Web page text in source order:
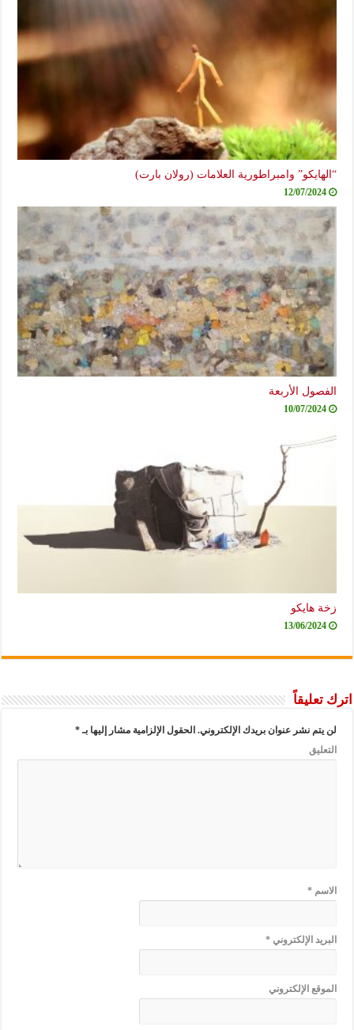
“الهايكو” وامبراطورية العلامات (رولان بارت)
12/07/2024
الفصول الأربعة
10/07/2024
زخة هايكو
13/06/2024
اترك تعليقاً
لن يتم نشر عنوان بريدك الإلكتروني. الحقول الإلزامية مشار إليها بـ*
التعليق
الاسم*
البريد الإلكتروني*
الموقع الإلكتروني